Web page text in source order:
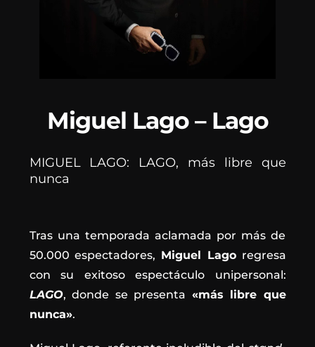
Miguel Lago – Lago
MIGUEL LAGO: LAGO, más libre que
nunca
Tras una temporada aclamada por más de
50.000 espectadores, Miguel Lagoregresa
con su exitoso espectáculo unipersonal:
LAGO, donde se presenta «más libre que
nunca».